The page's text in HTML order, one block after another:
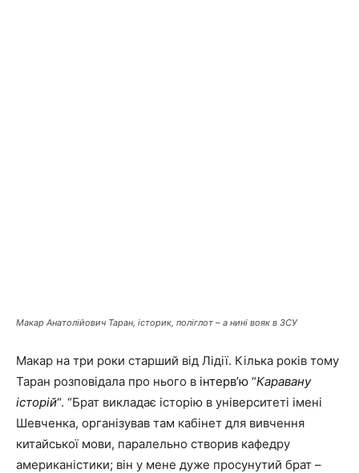
Макар Анатолійович Таран, історик, поліглот – а нині вояк в ЗСУ
Макар на три роки старший від Лідії. Кілька років тому
Таран розповідала про нього в інтерв’ю “Каравану
історій“. “Брат викладає історію в університеті імені
Шевченка, організував там кабінет для вивчення
китайської мови, паралельно створив кафедру
американістики; він у мене дуже просунутий брат –